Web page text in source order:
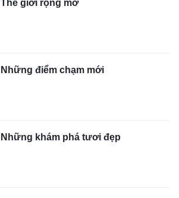
Thế giới rộng mở
Những điểm chạm mới
Những khám phá tươi đẹp